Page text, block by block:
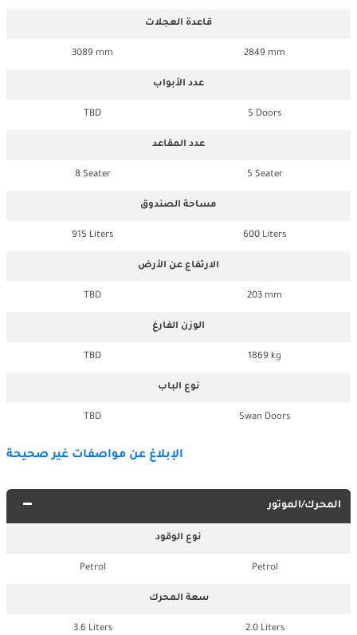
قاعدة العجلات
2849 mm
3089 mm
عدد الأبواب
5 Doors
TBD
عدد المقاعد
5 Seater
8 Seater
مساحة الصندوق
600 Liters
915 Liters
الارتفاع عن الأرض
203 mm
TBD
الوزن الفارغ
1869 kg
TBD
نوع الباب
Swan Doors
TBD
الإبلاغ عن مواصفات غير صحيحة
المحرك/الموتور
نوع الوقود
Petrol
Petrol
سعة المحرك
2.0 Liters
3.6 Liters